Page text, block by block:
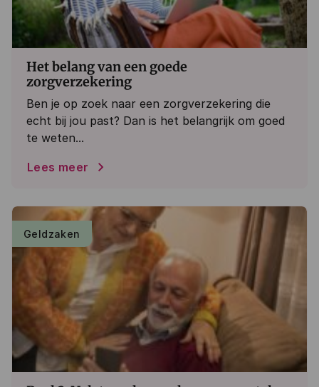
Het belang van een goede
zorgverzekering
Ben je op zoek naar een zorgverzekering die
echt bij jou past? Dan is het belangrijk om goed
te weten...
Lees meer
Geldzaken